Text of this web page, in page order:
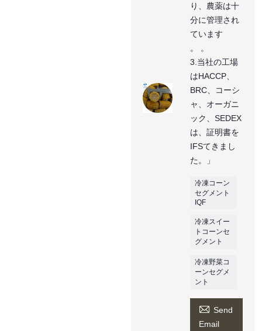
り、農薬は十
分に管理され
ています
。 。
3.当社の工場
はHACCP、
BRC、コーシ
ャ、オーガニ
ック、SEDEX
は、証明書を
IFSてきまし
た。」
冷凍コーン
セグメント
IQF
冷凍スイー
トコーンセ
グメント
冷凍野菜コ
ーンセグメ
ント
 Send
Email